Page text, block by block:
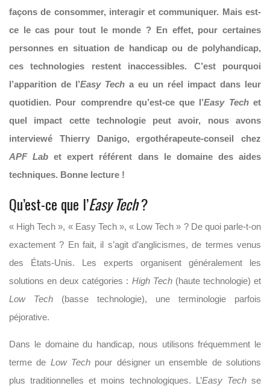
façons de consommer, interagir et communiquer. Mais est-
ce le cas pour tout le monde ? En effet, pour certaines
personnes en situation de handicap ou de polyhandicap,
ces technologies restent inaccessibles. C’est pourquoi
l’apparition de l’Easy Tech a eu un réel impact dans leur
quotidien. Pour comprendre qu’est-ce que l’Easy Techet
quel impact cette technologie peut avoir, nous avons
interviewé Thierry Danigo, ergothérapeute-conseil chez
APF Lab et expert référent dans le domaine des aides
techniques. Bonne lecture !
Qu’est-ce que l’Easy Tech?
« High Tech », « Easy Tech », « Low Tech » ? De quoi parle-t-on
exactement ? En fait, il s’agit d’anglicismes, de termes venus
des États-Unis. Les experts organisent généralement les
solutions en deux catégories : High Tech(haute technologie) et
Low Tech (basse technologie), une terminologie parfois
péjorative.
Dans le domaine du handicap, nous utilisons fréquemment le
terme de Low Tech pour désigner un ensemble de solutions
plus traditionnelles et moins technologiques. L’Easy Tech se